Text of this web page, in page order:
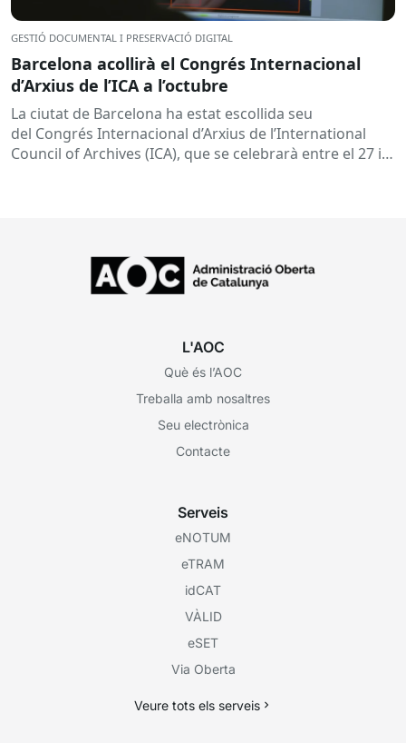
GESTIÓ DOCUMENTAL I PRESERVACIÓ DIGITAL
Barcelona acollirà el Congrés Internacional
d’Arxius de l’ICA a l’octubre
La ciutat de Barcelona ha estat escollida seu
del Congrés Internacional d’Arxius de l’International
Council of Archives (ICA), que se celebrarà entre el 27 i
L'AOC
Què és l’AOC
Treballa amb nosaltres
Seu electrònica
Contacte
Serveis
eNOTUM
eTRAM
idCAT
VÀLID
eSET
Via Oberta
Veure tots els serveis